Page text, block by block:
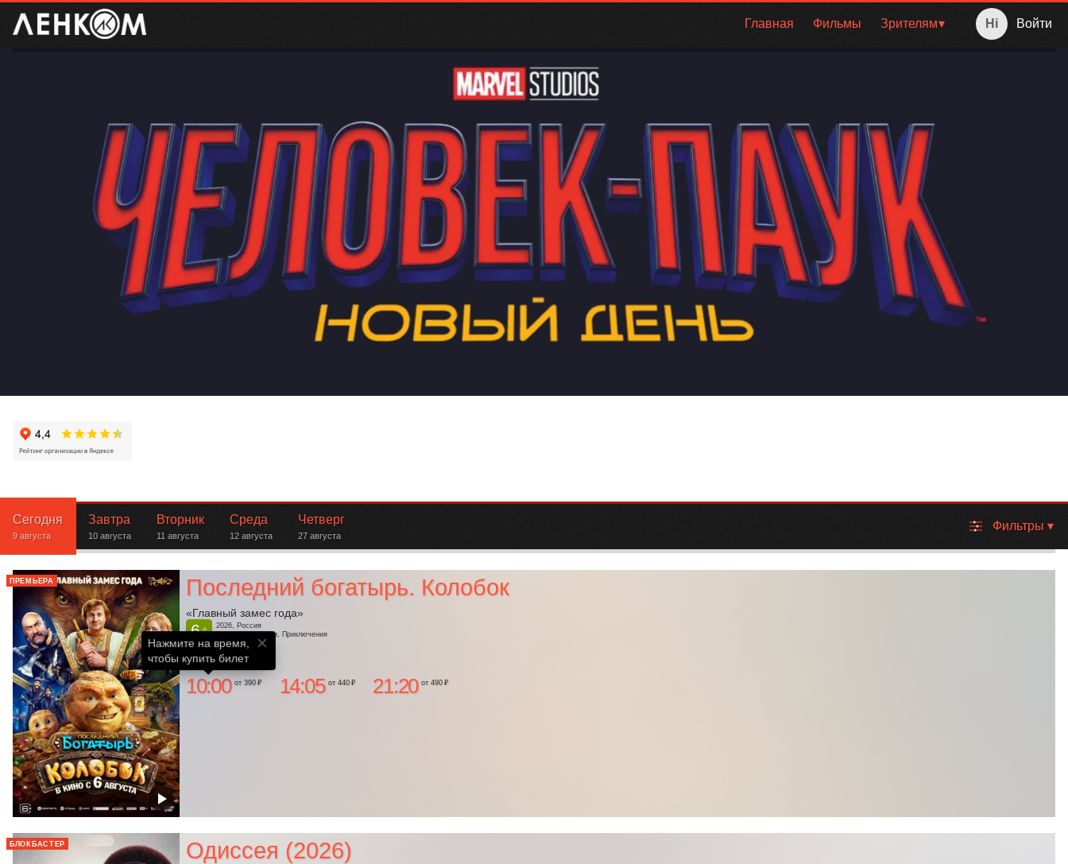
Главная Фильмы Зрителям Войти
Сегодня
9 августа
Завтра
10 августа
Вторник
11 августа
Среда
12 августа
Четверг
27 августа
Фильтры ▾
ПРЕМЬЕРА Последний богатырь. Колобок
«Главный замес года»
6+
2026, Россия
Комедия, Фэнтези, Приключения
Ленком
10:00 от 390 ₽ 14:05 от 440 ₽ 21:20 от 490 ₽
БЛОКБАСТЕР Одиссея (2026)
Нажмите на время,
чтобы купить билет